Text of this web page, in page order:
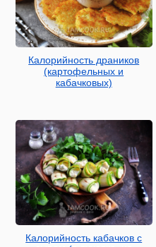
Калорийность драников
(картофельных и
кабачковых)
Калорийность кабачков с